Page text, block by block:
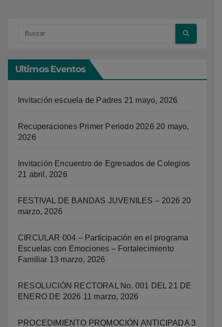
Ultimos Eventos
Invitación escuela de Padres 21 mayo, 2026
Recuperaciones Primer Periodo 2026 20 mayo,
2026
Invitación Encuentro de Egresados de Colegios
21 abril, 2026
FESTIVAL DE BANDAS JUVENILES – 2026 20
marzo, 2026
CIRCULAR 004 – Participación en el programa
Escuelas con Emociones – Fortalecimiento
Familiar 13 marzo, 2026
RESOLUCIÓN RECTORAL No. 001 DEL 21 DE
ENERO DE 2026 11 marzo, 2026
PROCEDIMIENTO PROMOCIÓN ANTICIPADA 3